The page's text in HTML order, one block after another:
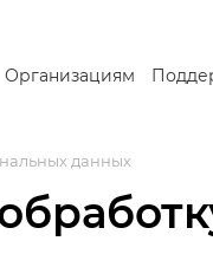
Организациям
данных